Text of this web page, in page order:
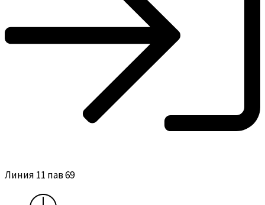
Линия 11 пав 69